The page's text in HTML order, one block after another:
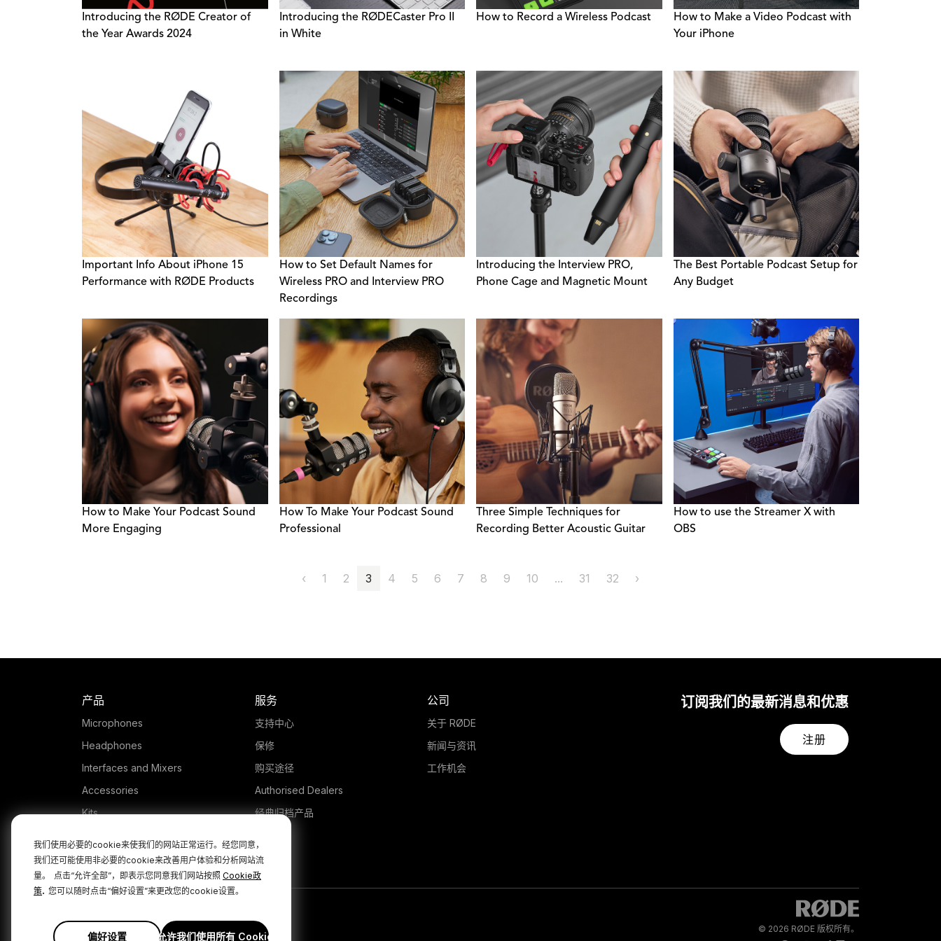
我们使用必要的cookie来使我们的网站正常运行。经您同意，
我们还可能使用非必要的cookie来改善用户体验和分析网站流
量。
点击“允许全部”，即表示您同意我们网站按照 Cookie政
策. 您可以随时点击“偏好设置”来更改您的cookie设置。
偏好设置 允许我们使用所有 Cookie
Introducing the RØDE Creator of
the Year Awards 2024
Introducing the RØDECaster Pro II
in White
How to Record a Wireless Podcast
How to Make a Video Podcast with
Your iPhone
Important Info About iPhone 15
Performance with RØDE Products
How to Set Default Names for
Wireless PRO and Interview PRO
Recordings
Introducing the Interview PRO,
Phone Cage and Magnetic Mount
The Best Portable Podcast Setup for
Any Budget
How to Make Your Podcast Sound
More Engaging
How To Make Your Podcast Sound
Professional
Three Simple Techniques for
Recording Better Acoustic Guitar
How to use the Streamer X with
OBS
‹ 1 2 3 4 5 6 7 8 9 10 ... 31 32 ›
订阅我们的最新消息和优惠
注册
产品
Microphones
Headphones
Interfaces and Mixers
Accessories
Kits
软件
服务
支持中心
保修
购买途径
Authorised Dealers
经典归档产品
公司
关于 RØDE
新闻与资讯
工作机会
© 2026 RØDE 版权所有。